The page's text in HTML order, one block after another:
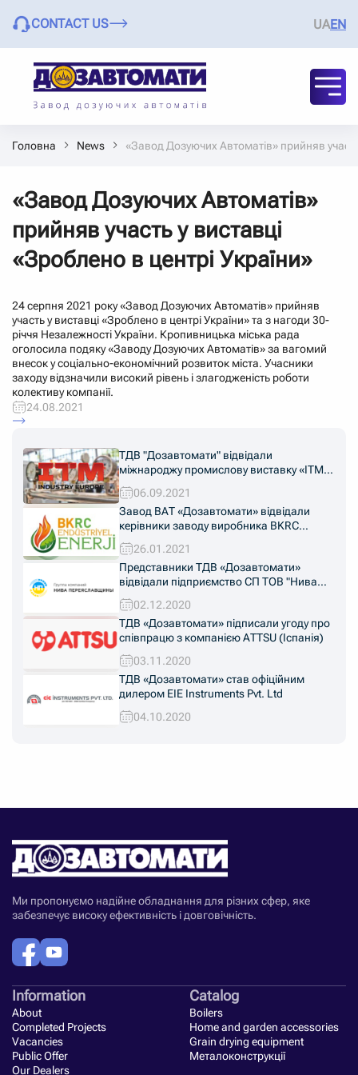
CONTACT US UAEN
Головна News «Завод Дозуючих Автоматів» прийняв
«Завод Дозуючих Автоматів»
прийняв участь у виставці
«Зроблено в центрі України»
24 серпня 2021 року «Завод Дозуючих Автоматів» прийняв
участь у виставці «Зроблено в центрі України» та з нагоди 30-
річчя Незалежності України. Кропивницька міська рада
оголосила подяку «Заводу Дозуючих Автоматів» за вагомий
внесок у соціально-економічний розвиток міста. Учасники
заходу відзначили високий рівень і злагодженість роботи
колективу компанії.
24.08.2021
ТДВ "Дозавтомати" відвідали
міжнароджу промислову виставку «ITM
Industry Europe 2021»
06.09.2021
Завод ВАТ «Дозавтомати» відвідали
керівники заводу виробника BKRC
"Endüstriyel Enerji" з Туреччини
26.01.2021
Представники ТДВ «Дозавтомати»
відвідали підприємство СП ТОВ "Нива
Переяславщини" в Київській області
02.12.2020
ТДВ «Дозавтомати» підписали угоду про
співпрацю з компанією ATTSU (Іспанія)
03.11.2020
ТДВ «Дозавтомати» став офіційним
дилером EIE Instruments Pvt. Ltd
04.10.2020
Ми пропонуємо надійне обладнання для різних сфер, яке
забезпечує високу ефективність і довговічність.
Information
About
Completed Projects
Vacancies
Public Offer
Our Dealers
Catalog
Boilers
Home and garden accessories
Grain drying equipment
Металоконструкції